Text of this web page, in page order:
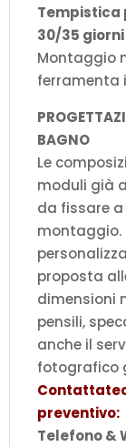
Tempistica
30/35 giorni
Montaggio
ferramenta
BAGNO
Le
moduli già
da fissare
montaggio.
proposta
dimensioni
pensili,
anche il
fotografico
preventivo:
Telefono &